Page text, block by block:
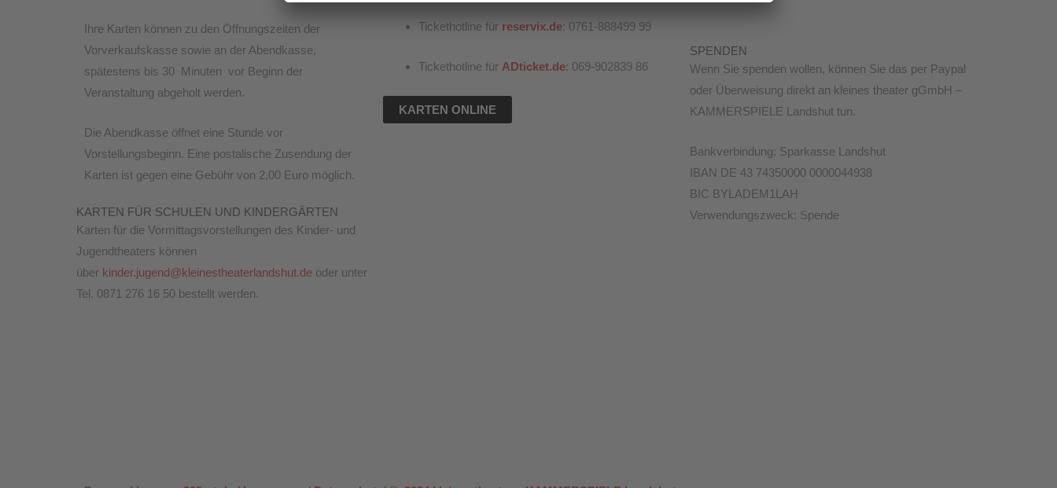
Ihre Karten können zu den Öffnungszeiten der
Vorverkaufskasse sowie an der Abendkasse,
spätestens bis 30 Minuten vor Beginn der
Veranstaltung abgeholt werden.
Die Abendkasse öffnet eine Stunde vor
Vorstellungsbeginn. Eine postalische Zusendung der
Karten ist gegen eine Gebühr von 2,00 Euro möglich.
KARTEN FÜR SCHULEN UND KINDERGÄRTEN
Karten für die Vormittagsvorstellungen des Kinder- und
Jugendtheaters können
über kinder.jugend@kleinestheaterlandshut.de oder unter
Tel. 0871 276 16 50 bestellt werden.
Tickethotline für reservix.de: 0761-888499 99
Tickethotline für ADticket.de: 069-902839 86
KARTEN ONLINE
SPENDEN
Wenn Sie spenden wollen, können Sie das per Paypal
oder Überweisung direkt an kleines theater gGmbH –
KAMMERSPIELE Landshut tun.
Bankverbindung: Sparkasse Landshut
IBAN DE 43 74350000 0000044938
BIC BYLADEM1LAH
Verwendungszweck: Spende